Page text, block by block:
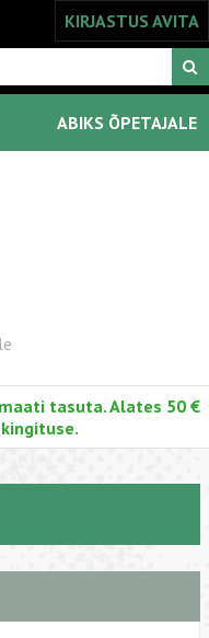
KIRJASTUS AVITA
ABIKS ÕPETAJALE
tasuta. Alates 50 €